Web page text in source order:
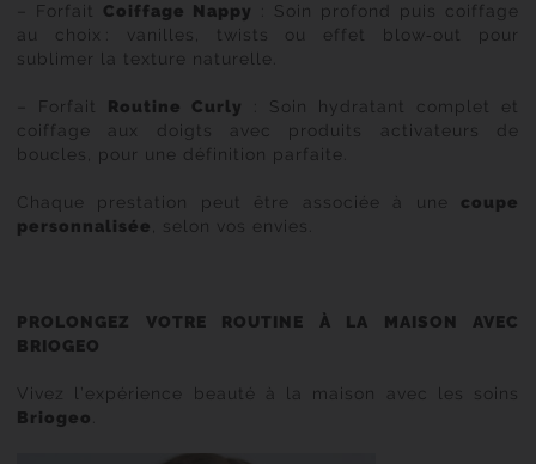
– Forfait Coiffage Nappy
: Soin profond puis coiffage
au choix : vanilles, twists ou effet blow‑out pour
sublimer la texture naturelle.
– Forfait Routine Curly
: Soin hydratant complet et
coiffage aux doigts avec produits activateurs de
boucles, pour une définition parfaite.
Chaque prestation peut être associée à une coupe
personnalisée
, selon vos envies.
PROLONGEZ VOTRE ROUTINE À LA MAISON AVEC
BRIOGEO
Vivez l’expérience beauté à la maison avec les soins
Briogeo